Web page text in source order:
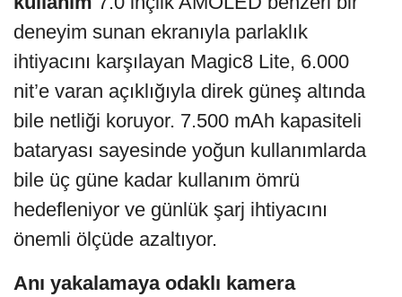
deneyim sunan ekranıyla parlaklık
ihtiyacını karşılayan Magic8 Lite, 6.000
nit’e varan açıklığıyla direk güneş altında
bile netliği koruyor. 7.500 mAh kapasiteli
bataryası sayesinde yoğun kullanımlarda
bile üç güne kadar kullanım ömrü
hedefleniyor ve günlük şarj ihtiyacını
önemli ölçüde azaltıyor.
Anı yakalamaya odaklı kamera